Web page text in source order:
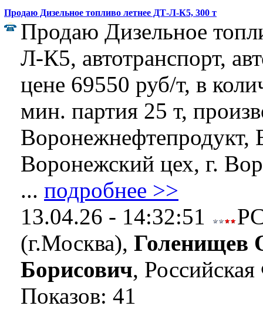
Продаю Дизельное топливо летнее ДТ-Л-К5, 300 т
Продаю Дизельное
Л-К5, автотранспорт,
цене 69550 руб/т, в
мин. партия 25 т,
Воронежнефтепродукт,
Воронежский цех, г.
... подробнее >>
13.04.26 - 14:32:51
(г.Москва), Голенищев
Борисович,
Показов: 41